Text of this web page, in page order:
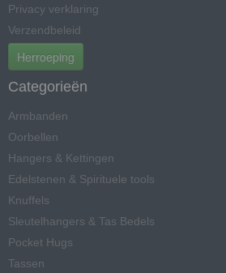
Privacy verklaring
Verzendbeleid
Herroeping
Categorieën
Armbanden
Oorbellen
Hangers & Kettingen
Edelstenen & Spirituele tools
Knuffels
Sleutelhangers & Tas Bedels
Pocket Hugs
Tassen